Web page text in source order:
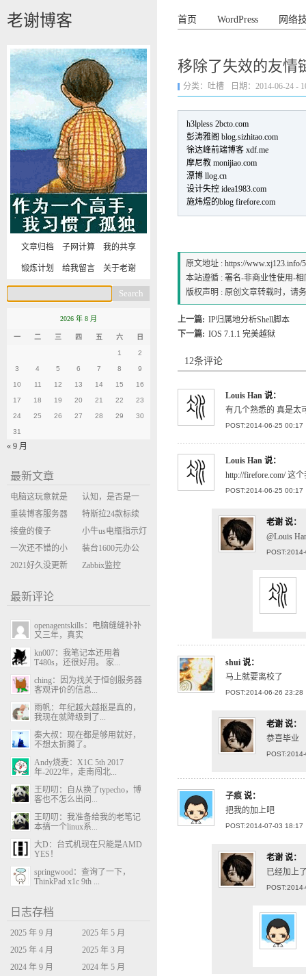
老谢博客 首页 WordPress 网络
移除了失效的友情
分类： 吐槽 日期：2014-06-24 -
h3lpless 2bcto.com
彭涛雅阁 blog.sizhitao.com
徐达峰前端博客 xdf.me
摩尼教 monijiao.com
漂博 llog.cn
设计失控 idea1983.com
施炜煜的blog firefore.com
原文地址 :https://www.xj123.info/
本站遵循 :署名-非商业性使用-相
版权声明 : 原创文章转载时，请
上一篇: IP归属地分析Shell脚本
下一篇: IOS 7.1.1 完美越狱
12条评论
Louis Han 说：
有几个熟悉的 真是太
POST:2014-06-25 00:17
Louis Han 说：
http://firefore.com/这个
POST:2014-06-25 00:17
老谢 说：
@Louis
shui 说：
马上就要离校了
POST:2014-06-26 23:28
老谢 说：
恭喜毕业
子痕 说：
把我的加上吧
POST:2014-07-03 18:17
老谢 说：
已经加上
文章归档 子网计算 我的共享
锻炼计划 给我留言 关于老谢
2026 年 8 月
一 二 三 四 五 六 日
1 2
3 4 5 6 7 8 9
10 11 12 13 14 15 16
17 18 19 20 21 22 23
24 25 26 27 28 29 30
31
« 9 月
最新文章
电脑这玩意就是
缝缝补补的事
认知，是否是一
座大山？当架构
决策变成配置清
单比价
重装博客服务器
环境
特斯拉24款标续
Model Y 2万公里
使用体验
接盘的傻子
小牛us电瓶指示灯
闪三次不上电
一次还不错的小
米售后体验
装台1600元办公
主机
2021好久没更新
Zabbix监控
最新评论
openagentskills：电脑缝缝补补
又三年，真实
kn007：我笔记本还用着
T480s，还很好用。 家...
ching：因为找关于恒创服务器
客观评价的信息...
雨帆：年纪越大越抠是真的，
我现在就降级到了...
秦大叔：现在都是够用就好，
不想太折腾了。
Andy烧麦：X1C 5th 2017
年-2022年，走南闯北...
王叨叨：自从换了typecho，博
客也不怎么出问...
王叨叨：我准备给我的老笔记
本搞一个linux系...
大D：台式机现在只能是AMD
YES！
springwood：查询了一下，
ThinkPad x1c 9th ...
日志存档
2025 年 9 月
2025 年 5 月
2025 年 4 月
2025 年 3 月
2024 年 9 月
2024 年 5 月